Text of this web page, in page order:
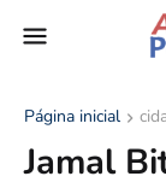
Página inicial
Jamal